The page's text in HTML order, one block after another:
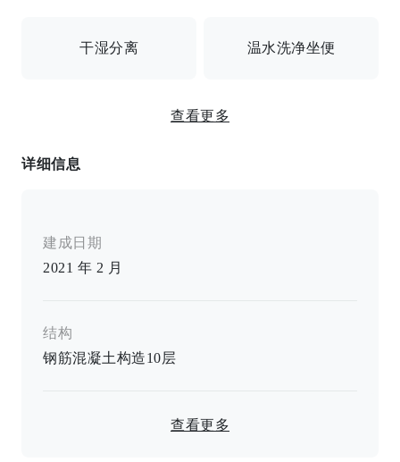
干湿分离 温水洗净坐便
查看更多
详细信息
建成日期
2021 年 2 月
结构
钢筋混凝土构造10层
查看更多